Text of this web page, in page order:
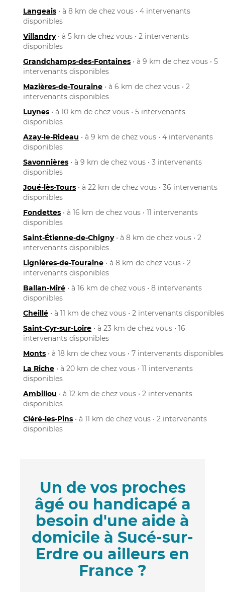
Langeais • à 8 km de chez vous • 4 intervenants
disponibles
Villandry• à 5 km de chez vous • 2 intervenants
disponibles
Grandchamps-des-Fontaines • à 9 km de chez vous • 5
intervenants disponibles
Mazières-de-Touraine • à 6 km de chez vous • 2
intervenants disponibles
Luynes • à 10 km de chez vous • 5 intervenants
disponibles
Azay-le-Rideau • à 9 km de chez vous • 4 intervenants
disponibles
Savonnières • à 9 km de chez vous • 3 intervenants
disponibles
Joué-lès-Tours • à 22 km de chez vous • 36 intervenants
disponibles
Fondettes • à 16 km de chez vous • 11 intervenants
disponibles
Saint-Étienne-de-Chigny• à 8 km de chez vous • 2
intervenants disponibles
Lignières-de-Touraine • à 8 km de chez vous • 2
intervenants disponibles
Ballan-Miré • à 16 km de chez vous • 8 intervenants
disponibles
Cheillé • à 11 km de chez vous • 2 intervenants disponibles
Saint-Cyr-sur-Loire • à 23 km de chez vous • 16
intervenants disponibles
Monts • à 18 km de chez vous • 7 intervenants disponibles
La Riche • à 20 km de chez vous • 11 intervenants
disponibles
Ambillou • à 12 km de chez vous • 2 intervenants
disponibles
Cléré-les-Pins • à 11 km de chez vous • 2 intervenants
disponibles
Un de vos proches
âgé ou handicapé a
besoin d'une aide à
domicile à Sucé-sur-
Erdre ou ailleurs en
France ?